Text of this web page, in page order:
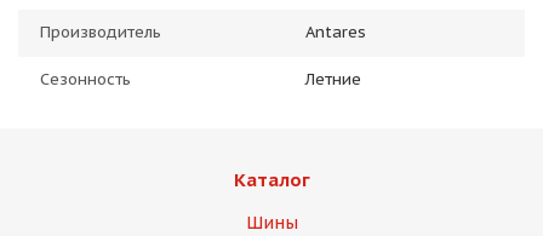
Производитель Antares
Сезонность Летние
Каталог
Шины